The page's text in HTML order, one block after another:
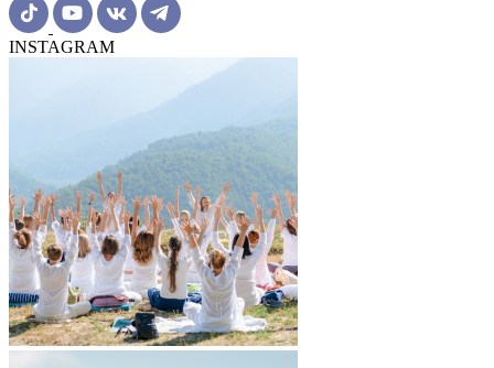
INSTAGRAM